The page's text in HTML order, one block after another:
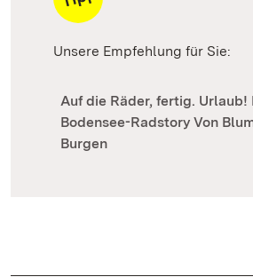
Unsere Empfehlung für Sie:
Auf die Räder, fertig. Urlaub!
Bodensee-Radstory Von
Burgen